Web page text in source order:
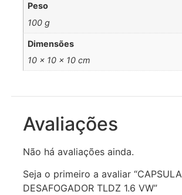
Peso
100 g
Dimensões
10 × 10 × 10 cm
Avaliações
Não há avaliações ainda.
Seja o primeiro a avaliar “CAPSULA
DESAFOGADOR TLDZ 1.6 VW”